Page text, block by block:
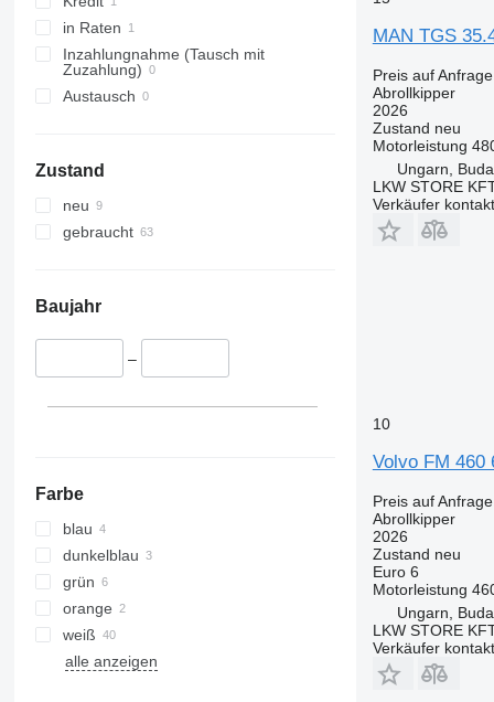
in Raten
Inzahlungnahme (Tausch mit
Zuzahlung)
Austausch
Zustand
neu
gebraucht
Baujahr
–
Farbe
blau
dunkelblau
grün
orange
weiß
alle anzeigen
MAN TGS
Preis auf Anfrage
Abrollkipper
2026
Zustand neu
Motorleistung
Ungarn,
LKW STORE
Verkäufer
10
Volvo FM 460
Preis auf Anfrage
Abrollkipper
2026
Zustand neu
Euro 6
Motorleistung
Ungarn,
LKW STORE
Verkäufer